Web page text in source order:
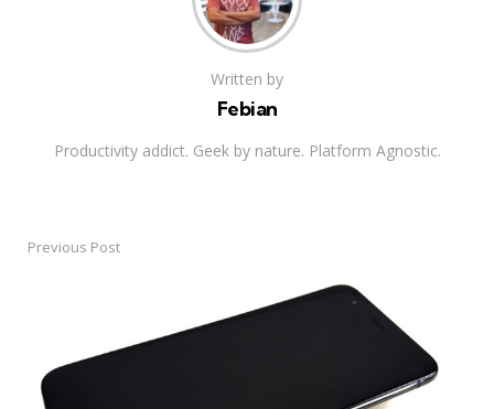
Written by
Febian
Productivity addict. Geek by nature. Platform Agnostic.
PostPrevious Post